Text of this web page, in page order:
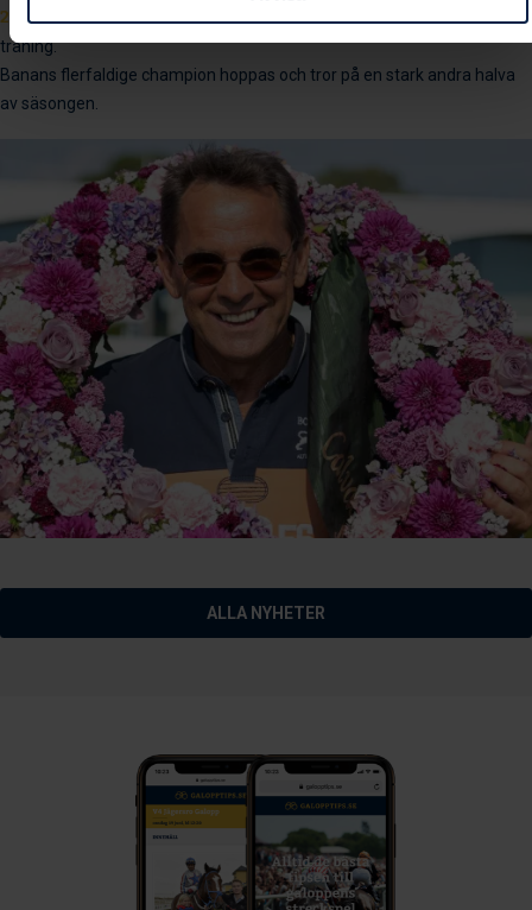
2025-09-21
Patrick Wahl är Bro Parks största tränare, med 29 hästar i
träning.
Banans flerfaldige champion hoppas och tror på en stark andra halva
av säsongen.
ALLA NYHETER